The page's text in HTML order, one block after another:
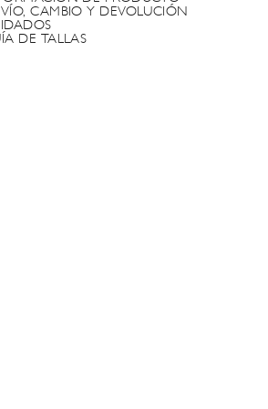
CAMBIO Y DEVOLUCIÓN
DE TALLAS